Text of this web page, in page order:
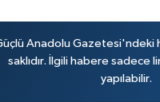
Anadolu Gazetesi'ndeki
saklıdır. İlgili habere sadece
yapılabilir.